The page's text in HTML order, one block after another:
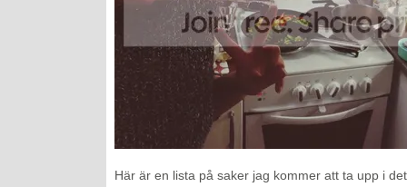
Här är en lista på saker jag kommer att ta upp i